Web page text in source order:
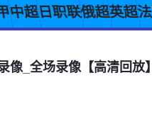
中超日职联俄超英超
_全场录像【高清回放】